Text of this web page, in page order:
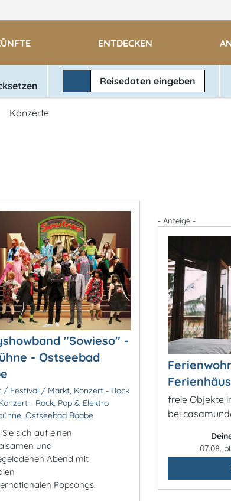
ENTDECKEN
Reisedateneingeben
Konzerte
"Sowieso" -
- Ostseebad
/ Festival / Markt, Konzert - Rock
- Rock, Pop & Elektro
Ostseebad Baabe
sich auf einen
und
Abend mit
Popsongs.
- Anzeige -
freie Objekte
bei
07.08.